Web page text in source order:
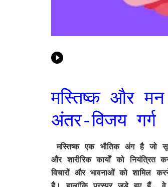
मस्तिष्क और
अंतर-विजय गर्ग
मस्तिष्क एक भौतिक अंग है जो
और शारीरिक कार्यों को
विचारों और भावनाओं को शामिल